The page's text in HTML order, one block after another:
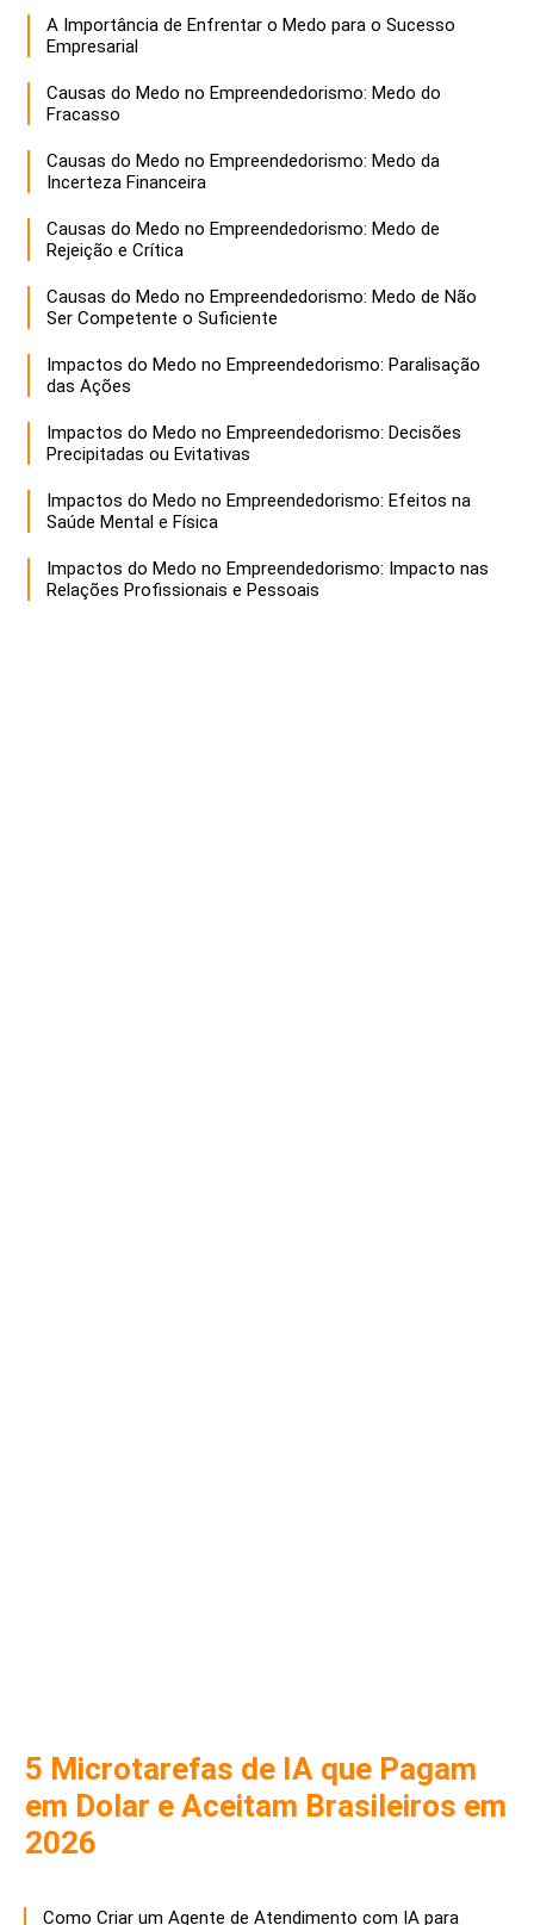
A Importância de Enfrentar o Medo para o Sucesso
Empresarial
Causas do Medo no Empreendedorismo: Medo do
Fracasso
Causas do Medo no Empreendedorismo: Medo da
Incerteza Financeira
Causas do Medo no Empreendedorismo: Medo de
Rejeição e Crítica
Causas do Medo no Empreendedorismo: Medo de Não
Ser Competente o Suficiente
Impactos do Medo no Empreendedorismo: Paralisação
das Ações
Impactos do Medo no Empreendedorismo: Decisões
Precipitadas ou Evitativas
Impactos do Medo no Empreendedorismo: Efeitos na
Saúde Mental e Física
Impactos do Medo no Empreendedorismo: Impacto nas
Relações Profissionais e Pessoais
5 Microtarefas de IA que Pagam
em Dolar e Aceitam Brasileiros em
2026
Como Criar um Agente de Atendimento com IA para